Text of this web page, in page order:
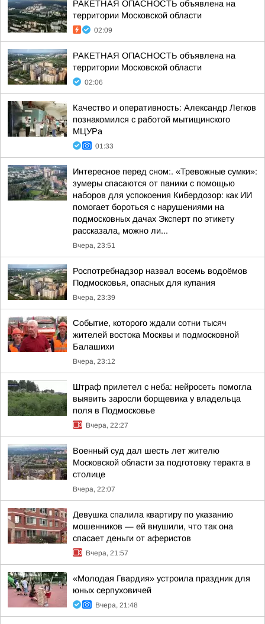
РАКЕТНАЯ ОПАСНОСТЬ объявлена на
территории Московской области
02:09
РАКЕТНАЯ ОПАСНОСТЬ объявлена на
территории Московской области
02:06
Качество и оперативность: Александр Легков
познакомился с работой мытищинского
МЦУРа
01:33
Интересное перед сном:. «Тревожные сумки»:
зумеры спасаются от паники с помощью
наборов для успокоения Кибердозор: как ИИ
помогает бороться с нарушениями на
подмосковных дачах Эксперт по этикету
рассказала, можно ли...
Вчера, 23:51
Роспотребнадзор назвал восемь водоёмов
Подмосковья, опасных для купания
Вчера, 23:39
Событие, которого ждали сотни тысяч
жителей востока Москвы и подмосковной
Балашихи
Вчера, 23:12
Штраф прилетел с неба: нейросеть помогла
выявить заросли борщевика у владельца
поля в Подмосковье
Вчера, 22:27
Военный суд дал шесть лет жителю
Московской области за подготовку теракта в
столице
Вчера, 22:07
Девушка спалила квартиру по указанию
мошенников — ей внушили, что так она
спасает деньги от аферистов
Вчера, 21:57
«Молодая Гвардия» устроила праздник для
юных серпуховичей
Вчера, 21:48